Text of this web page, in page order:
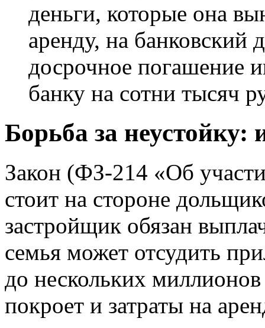
деньги, которые она
аренду, на банковский
досрочное погашение
банку на сотни тысяч
Борьба за
Закон (ФЗ-214 «Об
стоит на стороне
застройщик обязан
семья может отсудить
до нескольких
покроет и затраты на